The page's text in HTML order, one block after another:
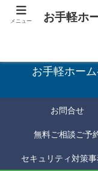
お手軽ホー
お問合せ
無料ご相談ご予
セキュリティ対策
メニュー
お手軽ホ